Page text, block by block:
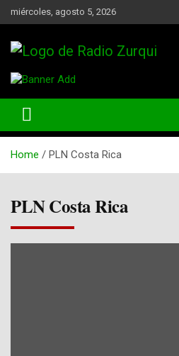
to
miércoles, agosto 5, 2026
Radio Zurqui
Home PLN Costa Rica
PLN Costa Rica